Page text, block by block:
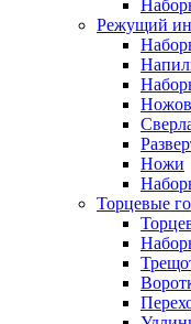
Режущий
Ножи
Торцевые